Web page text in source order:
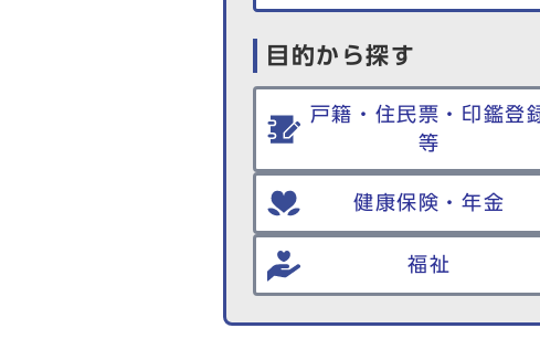
目的から探す
戸籍・住民票・印鑑登
等
健康保険・年金
福祉